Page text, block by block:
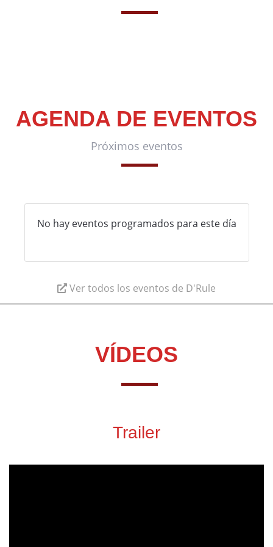
AGENDA DE EVENTOS
Próximos eventos
No hay eventos programados para este día
Ver todos los eventos de D'Rule
VÍDEOS
Trailer